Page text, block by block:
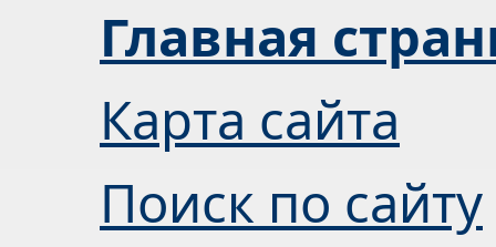
Главная
Карта сайта
Поиск по сайту